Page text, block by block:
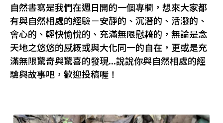
自然書寫是我們在週日開的一個專欄，想來大家都
有與自然相處的經驗－安靜的、沉潛的、活潑的、
會心的、輕快愉悅的、充滿無限慰藉的，無論是念
天地之悠悠的感概或與大化同一的自在，更或是充
滿無限驚奇與驚喜的發現...說說你與自然相處的經
驗與故事吧，歡迎投稿喔！